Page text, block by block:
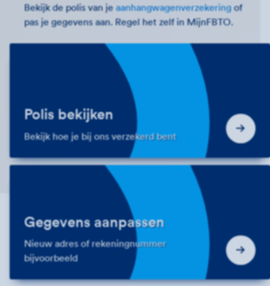
Bekijk de polis van jeaanhangwagenverzekeringof
pas je gegevens aan. Regel het zelf in MijnFBTO.
Polis bekijken
Bekijk hoe je bij ons verzekerd bent
Gegevens aanpassen
Nieuw adres of rekeningnummer
bijvoorbeeld